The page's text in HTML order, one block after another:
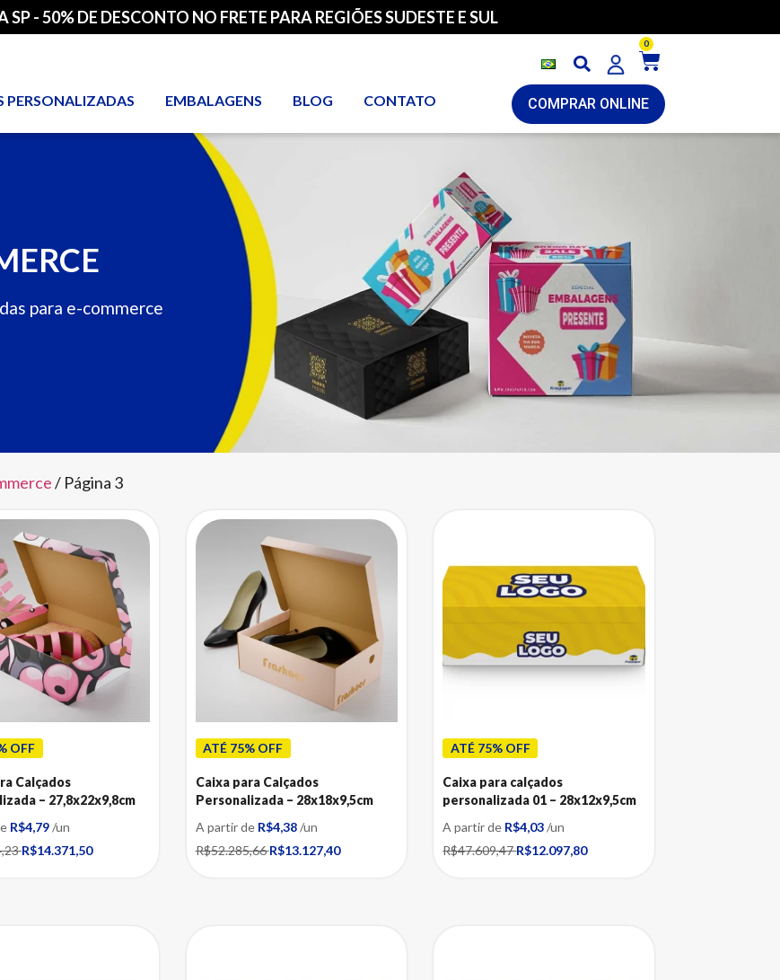
SP - 50% DE DESCONTO NO FRETE PARA REGIÕES SUDESTE E SUL
PERSONALIZADAS EMBALAGENS BLOG CONTATO
0
COMPRAR ONLINE
para e-commerce
/ Página 3
OFF
Calçados
– 27,8x22x9,8cm
R$4,79/un
R$14.371,50
ATÉ 75% OFF
Caixa para Calçados
Personalizada – 28x18x9,5cm
A partir de R$4,38/un
R$52.285,66R$13.127,40
ATÉ 75% OFF
Caixa para calçados
personalizada 01 – 28x12x9,5cm
A partir de R$4,03/un
R$47.609,47R$12.097,80